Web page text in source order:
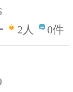
2人 0件